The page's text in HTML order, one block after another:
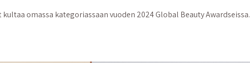
omassa kategoriassaan vuoden 2024 Global Beauty Awardseissa.